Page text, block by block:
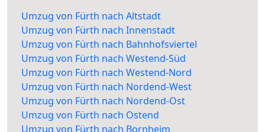
Umzug von Fürth nach Altstadt
Umzug von Fürth nach Innenstadt
Umzug von Fürth nach Bahnhofsviertel
Umzug von Fürth nach Westend-Süd
Umzug von Fürth nach Westend-Nord
Umzug von Fürth nach Nordend-West
Umzug von Fürth nach Nordend-Ost
Umzug von Fürth nach Ostend
Umzug von Fürth nach Bornheim